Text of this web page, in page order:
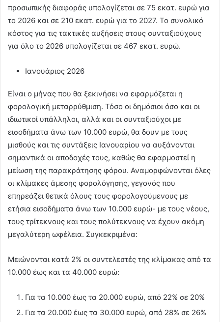
προσωπικής διαφοράς υπολογίζεται σε 75 εκατ. ευρώ για
το 2026 και σε 210 εκατ. ευρώ για το 2027. Το συνολικό
κόστος για τις τακτικές αυξήσεις στους συνταξιούχους
για όλο το 2026 υπολογίζεται σε 467 εκατ. ευρώ.
Ιανουάριος 2026
Είναι ο μήνας που θα ξεκινήσει να εφαρμόζεται η
φορολογική μεταρρύθμιση. Τόσο οι δημόσιοι όσο και οι
ιδιωτικοί υπάλληλοι, αλλά και οι συνταξιούχοι με
εισοδήματα άνω των 10.000 ευρώ, θα δουν με τους
μισθούς και τις συντάξεις Ιανουαρίου να αυξάνονται
σημαντικά οι αποδοχές τους, καθώς θα εφαρμοστεί η
μείωση της παρακράτησης φόρου. Αναμορφώνονται όλες
οι κλίμακες άμεσης φορολόγησης, γεγονός που
επηρεάζει θετικά όλους τους φορολογούμενους με
ετήσια εισοδήματα άνω των 10.000 ευρώ- με τους νέους,
τους τρίτεκνους και τους πολύτεκνους να έχουν ακόμη
μεγαλύτερη ωφέλεια. Συγκεκριμένα:
Μειώνονται κατά 2% οι συντελεστές της κλίμακας από τα
10.000 έως και τα 40.000 ευρώ:
Για τα 10.000 έως τα 20.000 ευρώ, από 22% σε 20%
Για τα 20.000 έως τα 30.000 ευρώ, από 28% σε 26%